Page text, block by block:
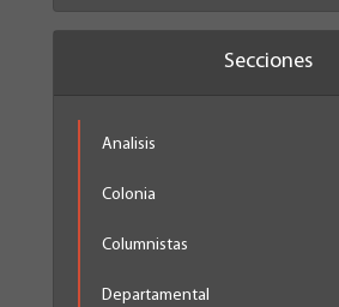
Secciones
Analisis
Colonia
Columnistas
Departamental